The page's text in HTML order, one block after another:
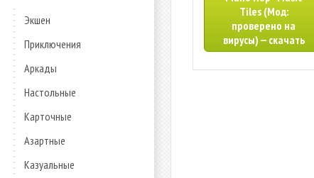
Экшен
Приключения
Аркады
Настольные
Карточные
Азартные
Казуальные
Tiles (Мод:
проверено на
вирусы) — скачать